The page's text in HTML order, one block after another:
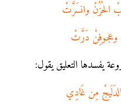
وانسَرَّتْ
وعجـوفِنْ دَرَّتْ
يفسدها التعليق يقول:
مِن غَادِي